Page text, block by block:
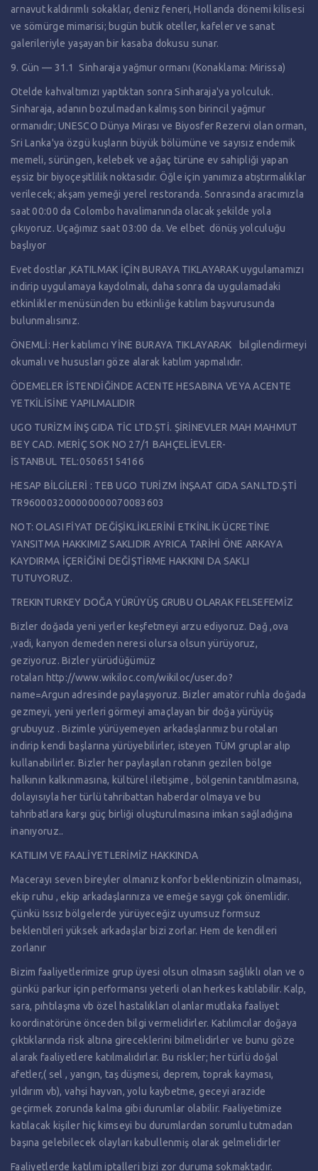
arnavut kaldırımlı sokaklar, deniz feneri, Hollanda dönemi kilisesi
ve sömürge mimarisi; bugün butik oteller, kafeler ve sanat
galerileriyle yaşayan bir kasaba dokusu sunar.
9. Gün — 31.1 Sinharaja yağmur ormanı (Konaklama: Mirissa)
Otelde kahvaltımızı yaptıktan sonra Sinharaja'ya yolculuk.
Sinharaja, adanın bozulmadan kalmış son birincil yağmur
ormanıdır; UNESCO Dünya Mirası ve Biyosfer Rezervi olan orman,
Sri Lanka'ya özgü kuşların büyük bölümüne ve sayısız endemik
memeli, sürüngen, kelebek ve ağaç türüne ev sahipliği yapan
eşsiz bir biyoçeşitlilik noktasıdır. Öğle için yanımıza atıştırmalıklar
verilecek; akşam yemeği yerel restoranda. Sonrasında aracımızla
saat 00:00 da Colombo havalimanında olacak şekilde yola
çıkıyoruz. Uçağımız saat 03:00 da. Ve elbet dönüş yolculuğu
başlıyor
Evet dostlar ,KATILMAK İÇİN BURAYA TIKLAYARAKuygulamamızı
indirip uygulamaya kaydolmalı, daha sonra da uygulamadaki
etkinlikler menüsünden bu etkinliğe katılım başvurusunda
bulunmalısınız.
ÖNEMLİ: Her katılımcıYİNE BURAYA TIKLAYARAK
bilgilendirmeyi
okumalı ve hususları göze alarak katılım yapmalıdır.
ÖDEMELER İSTENDİĞİNDE ACENTE HESABINA VEYA ACENTE
YETKİLİSİNE YAPILMALIDIR
UGO TURİZM İNŞ GIDA TİC LTD.ŞTİ. ŞİRİNEVLER MAH MAHMUT
BEY CAD. MERİÇ SOK NO 27/1 BAHÇELİEVLER-
İSTANBUL TEL:05065154166
HESAP BİLGİLERİ : TEB UGO TURİZM İNŞAAT GIDA SAN.LTD.ŞTİ
TR960003200000000070083603
NOT: OLASI FİYAT DEĞİŞİKLİKLERİNİ ETKİNLİK ÜCRETİNE
YANSITMA HAKKIMIZ SAKLIDIR AYRICA TARİHİ ÖNE ARKAYA
KAYDIRMA İÇERİĞİNİ DEĞİŞTİRME HAKKINI DA SAKLI
TUTUYORUZ.
TREKINTURKEY DOĞA YÜRÜYÜŞ GRUBU OLARAK FELSEFEMİZ
Bizler doğada yeni yerler keşfetmeyi arzu ediyoruz. Dağ ,ova
,vadi, kanyon demeden neresi olursa olsun yürüyoruz,
geziyoruz. Bizler yürüdüğümüz
rotaları http://www.wikiloc.com/wikiloc/user.do?
name=Argun adresinde paylaşıyoruz. Bizler amatör ruhla doğada
gezmeyi, yeni yerleri görmeyi amaçlayan bir doğa yürüyüş
grubuyuz . Bizimle yürüyemeyen arkadaşlarımız bu rotaları
indirip kendi başlarına yürüyebilirler, isteyen TÜM gruplar alıp
kullanabilirler. Bizler her paylaşılan rotanın gezilen bölge
halkının kalkınmasına, kültürel iletişime , bölgenin tanıtılmasına,
dolayısıyla her türlü tahribattan haberdar olmaya ve bu
tahribatlara karşı güç birliği oluşturulmasına imkan sağladığına
inanıyoruz..
KATILIM VE FAALİYETLERİMİZ HAKKINDA
Macerayı seven bireyler olmanız konfor beklentinizin olmaması,
ekip ruhu , ekip arkadaşlarınıza ve emeğe saygı çok önemlidir.
Çünkü Issız bölgelerde yürüyeceğiz uyumsuz formsuz
beklentileri yüksek arkadaşlar bizi zorlar. Hem de kendileri
zorlanır
Bizim faaliyetlerimize grup üyesi olsun olmasın sağlıklı olan ve o
günkü parkur için performansı yeterli olan herkes katılabilir. Kalp,
sara, pıhtılaşma vb özel hastalıkları olanlar mutlaka faaliyet
koordinatörüne önceden bilgi vermelidirler. Katılımcılar doğaya
çıktıklarında risk altına gireceklerini bilmelidirler ve bunu göze
alarak faaliyetlere katılmalıdırlar. Bu riskler; her türlü doğal
afetler,( sel , yangın, taş düşmesi, deprem, toprak kayması,
yıldırım vb), vahşi hayvan, yolu kaybetme, geceyi arazide
geçirmek zorunda kalma gibi durumlar olabilir. Faaliyetimize
katılacak kişiler hiç kimseyi bu durumlardan sorumlu tutmadan
başına gelebilecek olayları kabullenmiş olarak gelmelidirler
Faaliyetlerde katılım iptalleri bizi zor duruma sokmaktadır.